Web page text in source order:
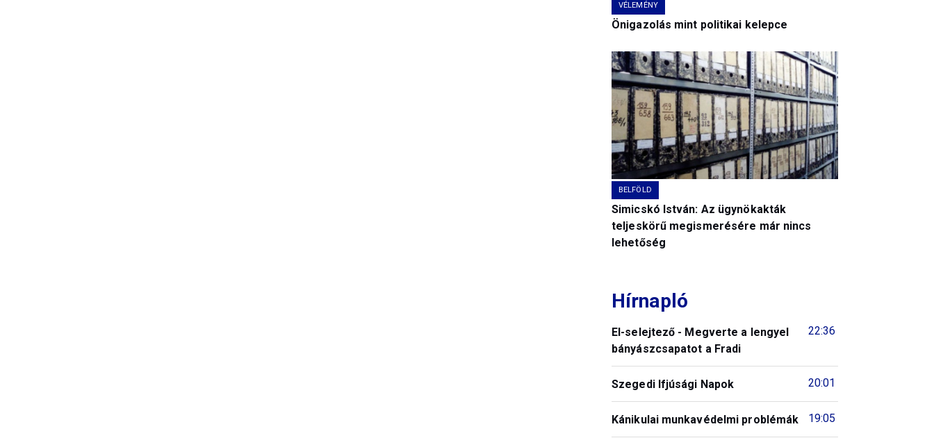
VÉLEMÉNY
Önigazolás mint politikai kelepce
BELFÖLD
Simicskó István: Az ügynökakták
teljeskörű megismerésére már nincs
lehetőség
Hírnapló
22:36
El-selejtező - Megverte a lengyel
bányászcsapatot a Fradi
20:01
Szegedi Ifjúsági Napok
19:05
Kánikulai munkavédelmi problémák